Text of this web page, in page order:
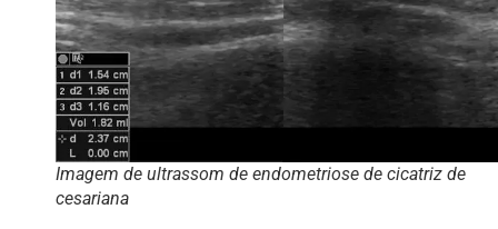
Imagem de ultrassom de endometriose de cicatriz de
cesariana